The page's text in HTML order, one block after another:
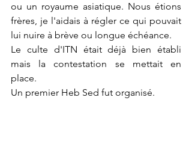
ou un royaume asiatique. Nous étions
frères, je l'aidais à régler ce qui pouvait
lui nuire à brève ou longue échéance.
Le culte d'ITN était déjà bien établi
mais la contestation se mettait en
place.
Un premier Heb Sed fut organisé.